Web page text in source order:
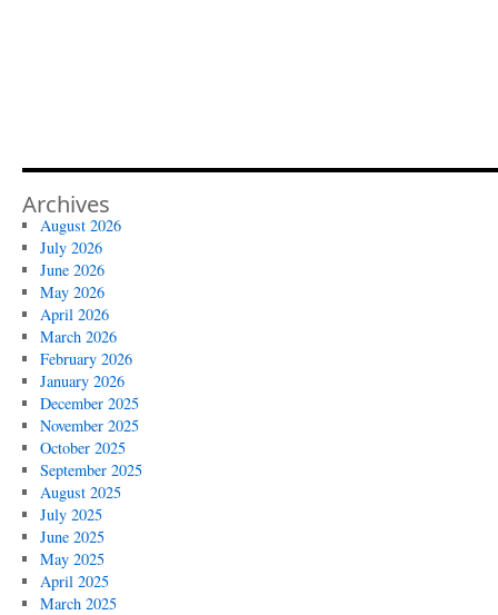
Archives
August 2026
July 2026
June 2026
May 2026
April 2026
March 2026
February 2026
January 2026
December 2025
November 2025
October 2025
September 2025
August 2025
July 2025
June 2025
May 2025
April 2025
March 2025